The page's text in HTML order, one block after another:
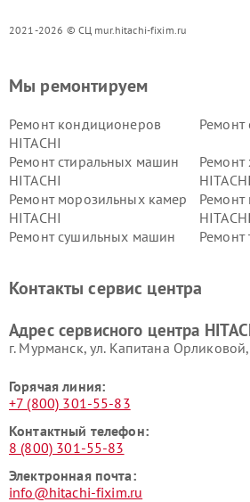
2021-2026 © СЦ mur.hitachi-fixim.ru
Мы ремонтируем
Ремонт кондиционеров
HITACHI
Ремонт
Ремонт стиральных машин
HITACHI
Ремонт
HITACHI
Ремонт морозильных камер
HITACHI
Ремонт
HITACHI
Ремонт сушильных машин
Ремонт
данных HITACHI
HITACHI
HITACHI
Контакты сервис центра
Адрес сервисного центра
г. Мурманск, ул. Капитана
Горячая линия:
+7 (800) 301-55-83
Контактный телефон:
8 (800) 301-55-83
Электронная почта:
info@hitachi-fixim.ru